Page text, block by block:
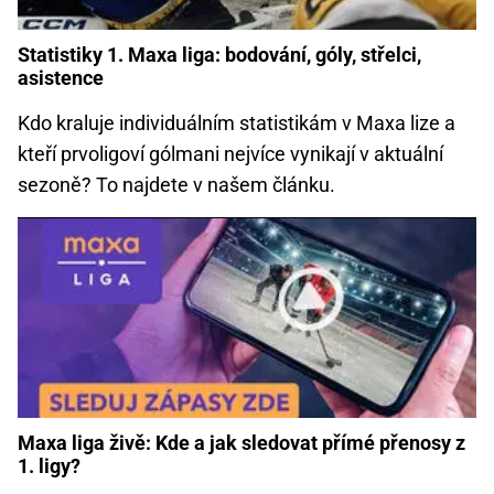
Statistiky 1. Maxa liga: bodování, góly, střelci,
asistence
Kdo kraluje individuálním statistikám v Maxa lize a
kteří prvoligoví gólmani nejvíce vynikají v aktuální
sezoně? To najdete v našem článku.
Maxa liga živě: Kde a jak sledovat přímé přenosy z
1. ligy?